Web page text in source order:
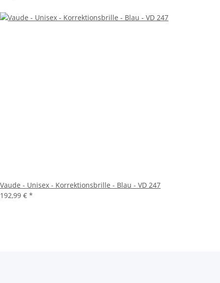
Vaude - Unisex - Korrektionsbrille - Blau - VD 247
192,99 € *